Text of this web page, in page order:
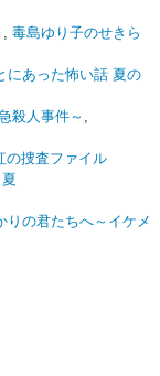
, 毒島ゆり子のせきら
にあった怖い話 夏の
殺人事件～ ,
の捜査ファイル
りの君たちへ～イケメ